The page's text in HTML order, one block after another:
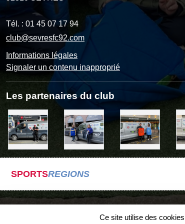
Tél. : 01 45 07 17 94
club@sevresfc92.com
Informations légales
Signaler un contenu inapproprié
Les partenaires du club
SPORTSREGIONS
Ce site utilise des